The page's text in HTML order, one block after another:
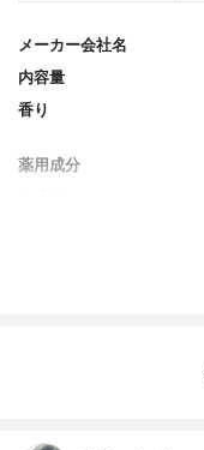
メーカー会社名
内容量
香り
薬用成分